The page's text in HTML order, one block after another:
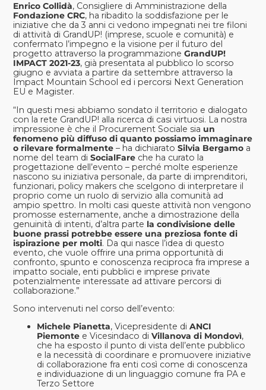
Enrico Collidà, Consigliere di Amministrazione della
Fondazione CRC, ha ribadito la soddisfazione per le
iniziative che da 3 anni ci vedono impegnati nei tre filoni
di attività di GrandUP! (imprese, scuole e comunità) e
confermato l’impegno e la visione per il futuro del
progetto attraverso la programmazioneGrandUP!
IMPACT 2021-23, già presentata al pubblico lo scorso
giugno e avviata a partire da settembre attraverso la
Impact Mountain School ed i percorsi Next Generation
EU e Magister.
“In questi mesi abbiamo sondato il territorio e dialogato
con la rete GrandUP! alla ricerca di casi virtuosi. La nostra
impressione è che il Procurement Sociale sia un
fenomeno più diffuso di quanto possiamo immaginare
o rilevare formalmente – ha dichiaratoSilvia Bergamo a
nome del team diSocialFare che ha curato la
progettazione dell’evento – perché molte esperienze
nascono su iniziativa personale, da parte di imprenditori,
funzionari, policy makers che scelgono di interpretare il
proprio come un ruolo di servizio alla comunità ad
ampio spettro. In molti casi queste attività non vengono
promosse esternamente, anche a dimostrazione della
genuinità di intenti, d’altra parte la condivisione delle
buone prassi potrebbe essere una preziosa fonte di
ispirazione per molti. Da qui nasce l’idea di questo
evento, che vuole offrire una prima opportunità di
confronto, spunto e conoscenza reciproca fra imprese a
impatto sociale, enti pubblici e imprese private
potenzialmente interessate ad attivare percorsi di
collaborazione.”
Sono intervenuti nel corso dell’evento:
Michele Pianetta, Vicepresidente diANCI
Piemonte e Vicesindaco diVillanova di Mondovì,
che ha esposto il punto di vista dell’ente pubblico
e la necessità di coordinare e promuovere iniziative
di collaborazione fra enti così come di conoscenza
e individuazione di un linguaggio comune fra PA e
Terzo Settore